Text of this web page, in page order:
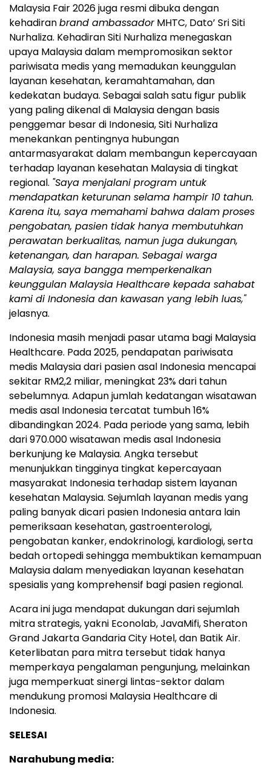
Malaysia Fair 2026 juga resmi dibuka dengan
kehadiranbrand ambassadorMHTC, Dato’ Sri Siti
Nurhaliza. Kehadiran Siti Nurhaliza menegaskan
upaya Malaysia dalam mempromosikan sektor
pariwisata medis yang memadukan keunggulan
layanan kesehatan, keramahtamahan, dan
kedekatan budaya. Sebagai salah satu figur publik
yang paling dikenal di Malaysia dengan basis
penggemar besar di Indonesia, Siti Nurhaliza
menekankan pentingnya hubungan
antarmasyarakat dalam membangun kepercayaan
terhadap layanan kesehatan Malaysia di tingkat
regional. "Saya menjalani program untuk
mendapatkan keturunan selama hampir 10 tahun.
Karena itu, saya memahami bahwa dalam proses
pengobatan, pasien tidak hanya membutuhkan
perawatan berkualitas, namun juga dukungan,
ketenangan, dan harapan. Sebagai warga
Malaysia, saya bangga memperkenalkan
keunggulan Malaysia Healthcare kepada sahabat
kami di Indonesia dan kawasan yang lebih luas,"
jelasnya.
Indonesia masih menjadi pasar utama bagi Malaysia
Healthcare. Pada 2025, pendapatan pariwisata
medis Malaysia dari pasien asal Indonesia mencapai
sekitar RM2,2 miliar, meningkat 23% dari tahun
sebelumnya. Adapun jumlah kedatangan wisatawan
medis asal Indonesia tercatat tumbuh 16%
dibandingkan 2024. Pada periode yang sama, lebih
dari 970.000 wisatawan medis asal Indonesia
berkunjung ke Malaysia. Angka tersebut
menunjukkan tingginya tingkat kepercayaan
masyarakat Indonesia terhadap sistem layanan
kesehatan Malaysia. Sejumlah layanan medis yang
paling banyak dicari pasien Indonesia antara lain
pemeriksaan kesehatan, gastroenterologi,
pengobatan kanker, endokrinologi, kardiologi, serta
bedah ortopedi sehingga membuktikan kemampuan
Malaysia dalam menyediakan layanan kesehatan
spesialis yang komprehensif bagi pasien regional.
Acara ini juga mendapat dukungan dari sejumlah
mitra strategis, yakni Econolab, JavaMifi, Sheraton
Grand Jakarta Gandaria City Hotel, dan Batik Air.
Keterlibatan para mitra tersebut tidak hanya
memperkaya pengalaman pengunjung, melainkan
juga memperkuat sinergi lintas-sektor dalam
mendukung promosi Malaysia Healthcare di
Indonesia.
SELESAI
Narahubung media: